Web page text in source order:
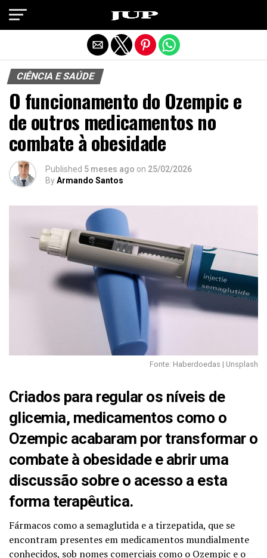
CIÊNCIA E SAÚDE
O funcionamento do Ozempic e
de outros medicamentos no
combate à obesidade
Published 5 meses ago on 25/02/2026
ByArmando Santos
Fonte: Haberdoedas | Unsplash
Criados para regular os níveis de
glicemia, medicamentos como o
Ozempic acabaram por transformar o
combate à obesidade e abrir uma
discussão sobre o acesso a esta
forma terapêutica.
Fármacos como a semaglutida e a tirzepatida, que se
encontram presentes em medicamentos mundialmente
conhecidos, sob nomes comerciais como o Ozempic e o
Exit mobile version